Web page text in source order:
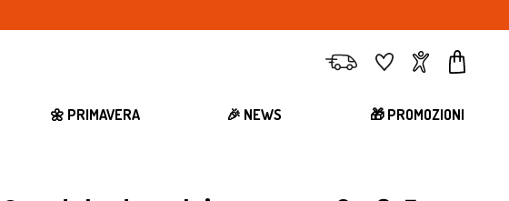
ConsegnaPreferitiAccount
🌼 PRIMAVERA 🎉 NEWS 🎁 PROMOZIONI